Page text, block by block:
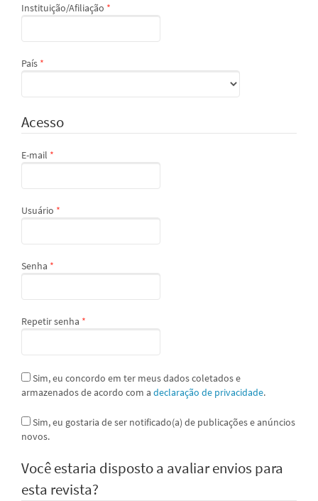
Instituição/Afiliação *
País *
Acesso
E-mail *
Usuário *
Senha *
Repetir senha *
armazenados de acordo com a declaração de privacidade.
novos.
Você estaria disposto a avaliar envios para
esta revista?